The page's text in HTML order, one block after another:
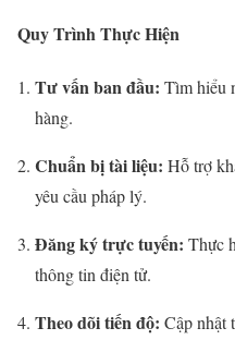
Quy Trình Thực Hiện
Tư vấn ban đầu: Tìm hiểu
hàng.
Chuẩn bị tài liệu: Hỗ trợ
yêu cầu pháp lý.
Đăng ký trực tuyến: Thực
thông tin điện tử.
Theo dõi tiến độ: Cập nhật